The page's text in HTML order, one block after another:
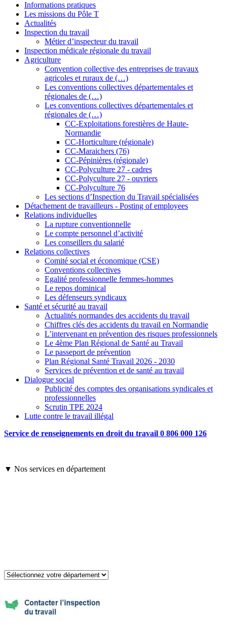
Informations pratiques
Les missions du Pôle T
Actualités
Inspection du travail
Métier d’inspecteur du travail
Inspection médicale régionale du travail
Agriculture
Convention collective des entreprises de travaux
agricoles et ruraux de (…)
Les conventions collectives départementales et
régionales de (…)
Les conventions collectives départementales et
régionales de (…)
CC-Exploitations forestières de Haute-
Normandie
CC-Horticulture (régionale)
CC-Maraichers (76)
CC-Pépinières (régionale)
CC-Polyculture 27 - cadres
CC-Polyculture 27 - ouvriers
CC-Polyculture 76
Les sections d’Inspection du Travail spécialisées
Détachement de travailleurs - Posting of employees
Relations individuelles
La rupture conventionnelle
Le compte personnel d’activité
Les conseillers du salarié
Relations collectives
Comité social et économique (CSE)
Conventions collectives
Egalité professionnelle femmes-hommes
Le repos dominical
Les défenseurs syndicaux
Santé et sécurité au travail
Actualités normandes des accidents du travail
Chiffres clés des accidents du travail en Normandie
L’intervenant en prévention des risques professionnels
Le 4ème Plan Régional de Santé au Travail
Le passeport de prévention
Plan Régional Santé Travail 2026 - 2030
Services de prévention et de santé au travail
Dialogue social
Publicité des comptes des organisations syndicales et
professionnelles
Scrutin TPE 2024
Lutte contre le travail illégal
Service de renseignements en droit du travail 0 806 000 126
▼ Nos services en département